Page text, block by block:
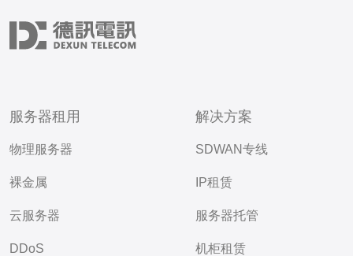
服务器租用
物理服务器
裸金属
云服务器
DDoS
解决方案
SDWAN专线
IP租赁
服务器托管
机柜租赁